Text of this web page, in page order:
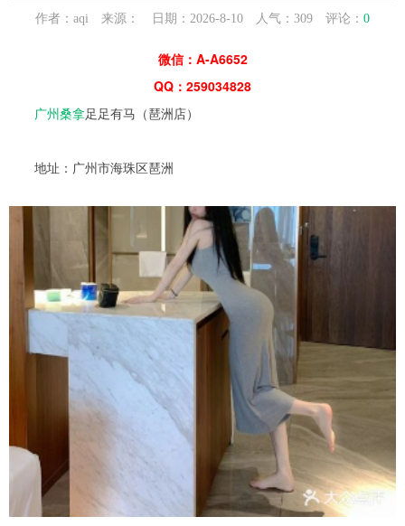
作者：aqi 来源： 日期：2026-8-10 人气： 309 评论： 0
微信：A-A6652
QQ：259034828
广州桑拿足足有马（琶洲店）
地址：广州市海珠区琶洲